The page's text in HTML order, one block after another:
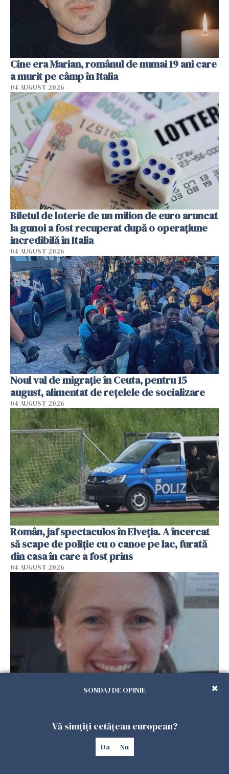
Cine era Marian, românul de numai 19 ani care
a murit pe câmp în Italia
04 AUGUST 2026
Biletul de loterie de un milion de euro aruncat
la gunoi a fost recuperat după o operațiune
incredibilă în Italia
04 AUGUST 2026
Noul val de migrație în Ceuta, pentru 15
august, alimentat de rețelele de socializare
04 AUGUST 2026
Român, jaf spectaculos în Elveția. A încercat
să scape de poliție cu o canoe pe lac, furată
din casa în care a fost prins
04 AUGUST 2026
A fost arestat criminalul femeii găsite în
întâmplat totul
04 AUGUST 2026
SONDAJ DE OPINIE
Vă simțiți cetățean european?
Da Nu